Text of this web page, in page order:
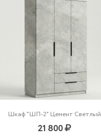
Шкаф "ШП-2" Цемент Светлый
21 800